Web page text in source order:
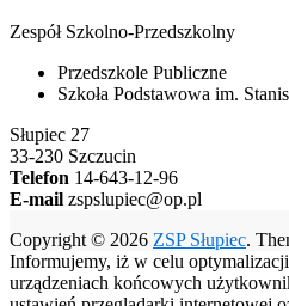
Zespół Szkolno-Przedszkolny
Przedszkole Publiczne
Szkoła Podstawowa im.
Słupiec 27
33-230 Szczucin
Telefon 14-643-12-96
E-mail zspslupiec@op.pl
Copyright © 2026 ZSP Słupiec.
Informujemy, iż w celu
urządzeniach końcowych